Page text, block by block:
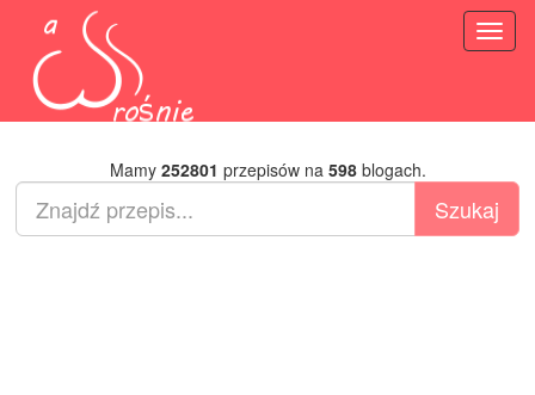
Mamy 252801 przepisów na 598blogach.